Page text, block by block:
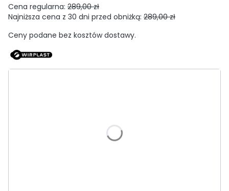
Cena regularna: 289,00 zł
Najniższa cena z 30 dni przed obniżką: 289,00 zł
Ceny podane bez kosztów dostawy.